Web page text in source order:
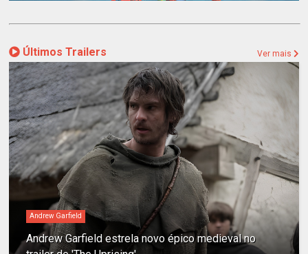
Últimos Trailers Ver mais
Andrew Garfield
Andrew Garfield estrela novo épico medieval no